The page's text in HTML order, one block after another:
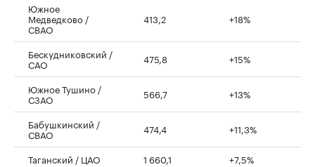
Южное
Медведково /
СВАО
413,2 +18%
Бескудниковский /
САО 475,8 +15%
Южное Тушино /
СЗАО 566,7 +13%
Бабушкинский /
СВАО 474,4 +11,3%
Таганский / ЦАО 1 660,1
+7,5%